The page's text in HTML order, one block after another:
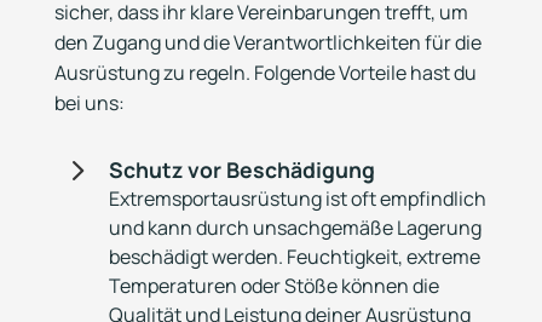
sicher, dass ihr klare Vereinbarungen trefft, um
den Zugang und die Verantwortlichkeiten für die
Ausrüstung zu regeln. Folgende Vorteile hast du
bei uns:
5 Schutz vor Beschädigung
Extremsportausrüstung ist oft empfindlich
und kann durch unsachgemäße Lagerung
beschädigt werden. Feuchtigkeit, extreme
Temperaturen oder Stöße können die
Qualität und Leistung deiner Ausrüstung